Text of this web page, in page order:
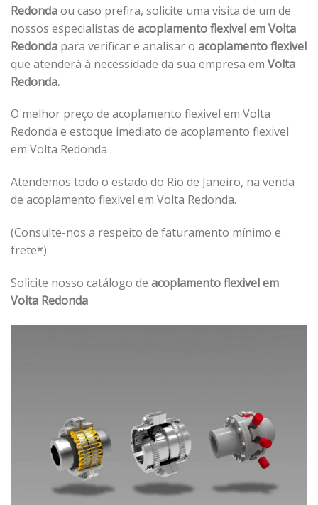
Redondaou caso prefira, solicite uma visita de um de
nossos especialistas de acoplamento flexivel em Volta
Redonda para verificar e analisar o acoplamento flexivel
que atenderá à necessidade da sua empresa em Volta
Redonda.
O melhor preço de acoplamento flexivel em Volta
Redonda e estoque imediato de acoplamento flexivel
em Volta Redonda .
Atendemos todo o estado do Rio de Janeiro, na venda
de acoplamento flexivel em Volta Redonda.
(Consulte-nos a respeito de faturamento mínimo e
frete*)
Solicite nosso catálogo de acoplamento flexivel em
Volta Redonda